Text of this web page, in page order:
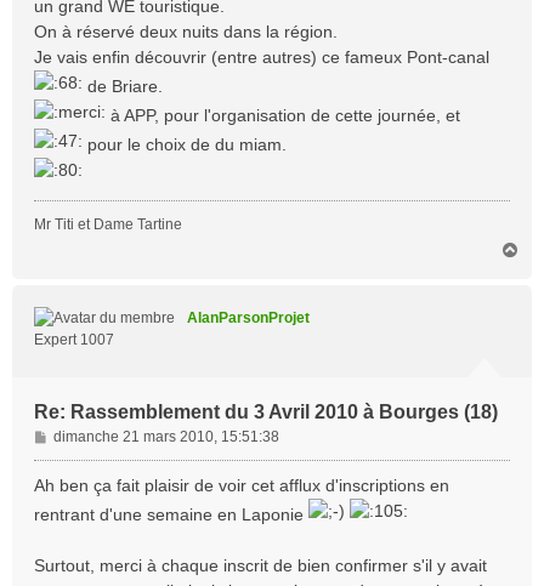
g
e
un grand WE touristique.
On à réservé deux nuits dans la région.
Je vais enfin découvrir (entre autres) ce fameux Pont-canal
de Briare.
à APP, pour l'organisation de cette journée, et
pour le choix de du miam.
Mr Titi et Dame Tartine
AlanParsonProjet
Expert 1007
Re: Rassemblement du 3 Avril 2010 à Bourges (18)
M
e
s
a
e
dimanche 21 mars 2010, 15:51:38
Ah ben ça fait plaisir de voir cet afflux d'inscriptions en
rentrant d'une semaine en Laponie
Surtout, merci à chaque inscrit de bien confirmer s'il y avait